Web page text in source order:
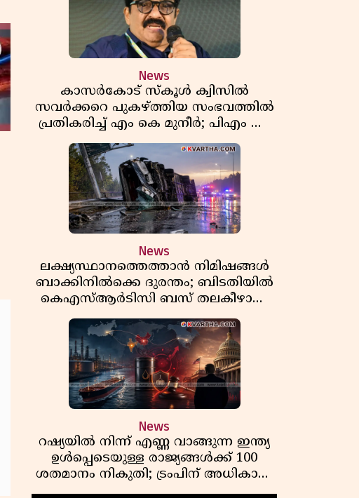
News
കാസർകോട് സ്കൂൾ ക്വിസിൽ
സവർക്കറെ പുകഴ്ത്തിയ സംഭവത്തിൽ
പ്രതികരിച്ച് എം കെ മുനീർ; പിഎം ശ്രീ
പദ്ധതിയിലും പ്രതികരണം
News
ലക്ഷ്യസ്ഥാനത്തെത്താൻ നിമിഷങ്ങൾ
ബാക്കിനിൽക്കെ ദുരന്തം; ബിടതിയിൽ
കെഎസ്ആർടിസി ബസ് തലകീഴായി
മറിഞ്ഞ് ഡ്രൈവറും കണ്ടക്ടറും മരിച്ചു
News
റഷ്യയിൽ നിന്ന് എണ്ണ വാങ്ങുന്ന ഇന്ത്യ
ഉൾപ്പെടെയുള്ള രാജ്യങ്ങൾക്ക് 100
ശതമാനം നികുതി; ട്രംപിന് അധികാരം
നൽകി യുഎസ് സെനറ്റ് ബിൽ